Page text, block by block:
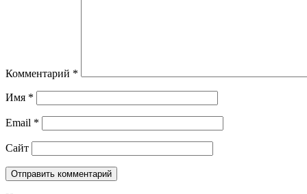
Комментарий *
Имя *
Email *
Сайт